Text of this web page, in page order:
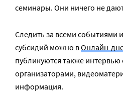
семинары. Они ничего не
Следить за всеми событиями
субсидий можно вОнлайн-
публикуются также интервью
организаторами,
информация.